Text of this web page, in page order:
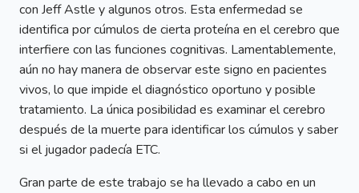
con Jeff Astle y algunos otros. Esta enfermedad se
identifica por cúmulos de cierta proteína en el cerebro que
interfiere con las funciones cognitivas. Lamentablemente,
aún no hay manera de observar este signo en pacientes
vivos, lo que impide el diagnóstico oportuno y posible
tratamiento. La única posibilidad es examinar el cerebro
después de la muerte para identificar los cúmulos y saber
si el jugador padecía ETC.
Gran parte de este trabajo se ha llevado a cabo en un